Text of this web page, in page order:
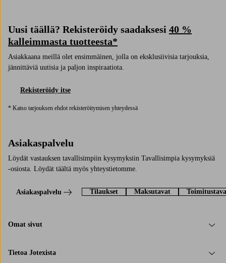
Uusi täällä? Rekisteröidy saadaksesi 40 %
kalleimmasta tuotteesta*
Asiakkaana meillä olet ensimmäinen, jolla on eksklusiivisia tarjouksia,
jännittäviä uutisia ja paljon inspiraatiota.
Rekisteröidy itse
* Katso tarjouksen ehdot rekisteröitymisen yhteydessä
Asiakaspalvelu
Löydät vastauksen tavallisimpiin kysymyksiin Tavallisimpia kysymyksiä
-osiosta. Löydät täältä myös yhteystietomme.
Asiakaspalvelu Tilaukset Maksutavat
Omat sivut
Tietoa Jotexista